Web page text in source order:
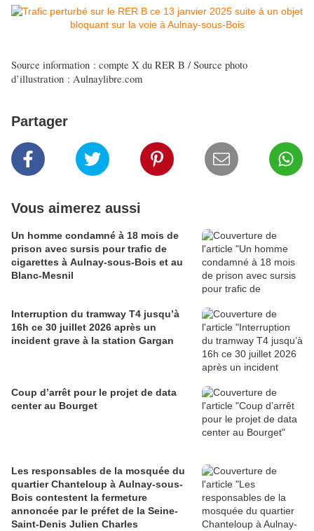
Source information : compte X du RER B / Source photo
d’illustration : Aulnaylibre.com
Partager
Vous aimerez aussi
Un homme condamné à 18 mois de
prison avec sursis pour trafic de
cigarettes à Aulnay-sous-Bois et au
Blanc-Mesnil
Interruption du tramway T4 jusqu’à
16h ce 30 juillet 2026 après un
incident grave à la station Gargan
Coup d’arrêt pour le projet de data
center au Bourget
Les responsables de la mosquée du
quartier Chanteloup à Aulnay-sous-
Bois contestent la fermeture
annoncée par le préfet de la Seine-
Saint-Denis Julien Charles